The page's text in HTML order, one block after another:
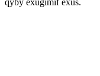
qyby exugimif exus.